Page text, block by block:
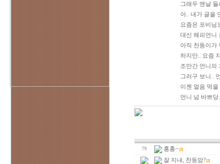
그래두 맨날
아.. 내가 글을
요즘은 포비님
대신 해피언니
아직 찬동이가
하지만.. 요즘
조만간 언니의
그러구 보니..
이젠 얼음 먹
언니 넘 바쁘당
79 홍홍~ [2]
잘 지내, 찬동맘? [2]